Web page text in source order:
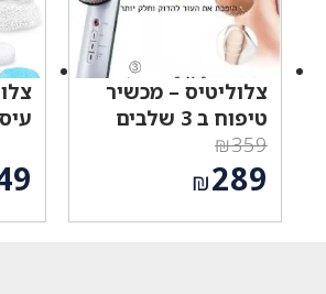
צלוליטיס – מכשיר
טיפוח ב 3 שלבים
₪359
המחיר
המקורי
היה:
₪289